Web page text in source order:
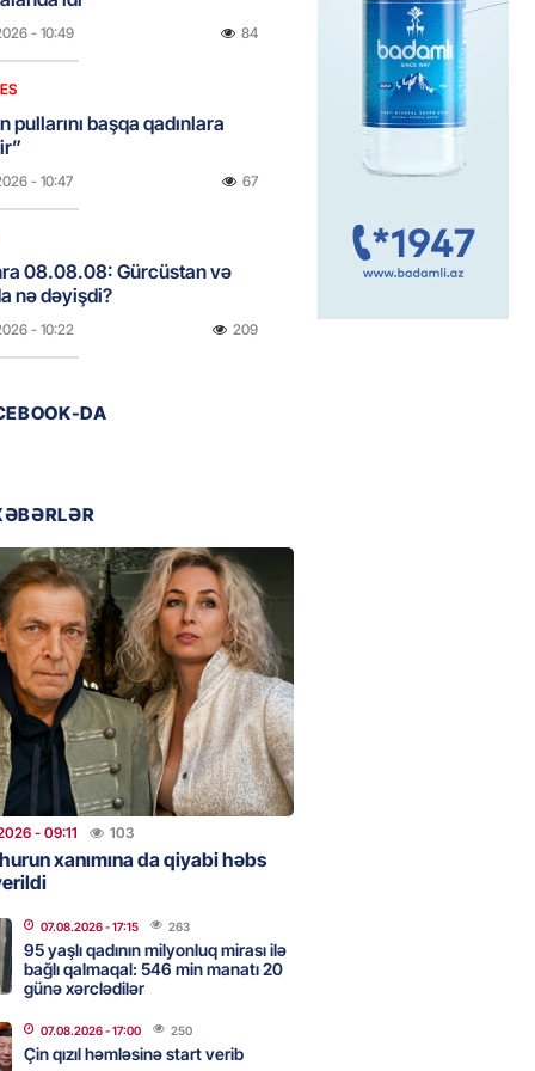
- 10:49 84
pullarını başqa qadınlara
- 10:47 67
08.08.08: Gürcüstan və
nə dəyişdi?
- 10:22 209
nişanında mediaya hücum
xanımına da qiyabi həbs
- 09:11 103
cərrahiyyə təhlükəsi:
Hospital”da sertifikatsız
381
tərəzi məntəqələrindən
ya yaşıl, vətəndaşa qırmızı
- 18:00 144
görə rüşvət alan vəzifəli
DA
- 09:11 103
xanımına da qiyabi həbs
07.08.2026- 17:15 263
95 yaşlı qadının milyonluq mirası ilə
bağlı qalmaqal: 546 min manatı 20
günə xərclədilər
07.08.2026- 17:00 250
Çin qızıl həmləsinə start verib